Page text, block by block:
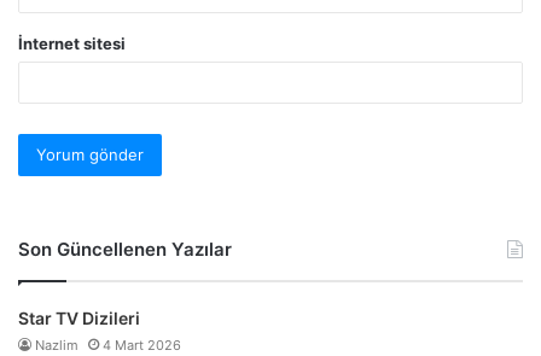
İnternet sitesi
Son Güncellenen Yazılar
Star TV Dizileri
Nazlim 4 Mart 2026